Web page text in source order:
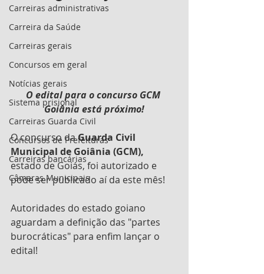
Carreiras administrativas
Carreira da Saúde
Carreiras gerais
Concursos em geral
Notícias gerais
Sistema prisional
Carreiras Guarda Civil
Concursos de Prefeituras
Carreiras bancárias
Câmaras Municipais
O edital para o concurso GCM
Goiânia está próximo!
O concurso da Guarda Civil
Municipal de Goiânia (GCM),
estado de Goiás, foi autorizado e
pode ser publicado aí da este mês!
Autoridades do estado goiano
aguardam a definição das "partes
burocráticas" para enfim lançar o
edital!